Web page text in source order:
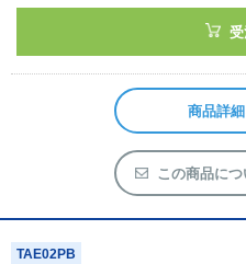
カテゴリ
アウトレット
商品詳
この商品に
TAE02PB